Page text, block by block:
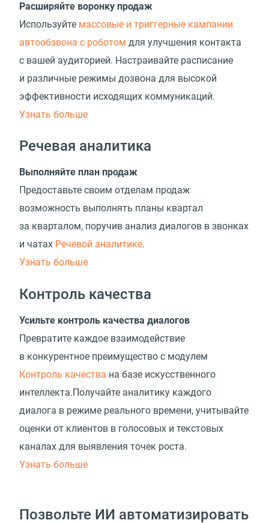
Расширяйте воронку продаж
Используйте массовые и триггерные кампании
автообзвона с роботом для улучшения контакта
с вашей аудиторией. Настраивайте расписание
и различные режимы дозвона для высокой
эффективности исходящих коммуникаций.
Узнать больше
Речевая аналитика
Выполняйте план продаж
Предоставьте своим отделам продаж
возможность выполнять планы квартал
за кварталом, поручив анализ диалогов в звонках
и чатах Речевой аналитике.
Узнать больше
Контроль качества
Усильте контроль качества диалогов
Превратите каждое взаимодействие
в конкурентное преимущество с модулем
Контроль качества на базе искусственного
интеллекта.Получайте аналитику каждого
диалога в режиме реального времени, учитывайте
оценки от клиентов в голосовых и текстовых
каналах для выявления точек роста.
Узнать больше
Позвольте ИИ автоматизировать